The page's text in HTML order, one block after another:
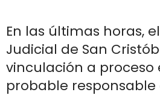
En las últimas horas,
Judicial de San
vinculación a proceso
probable